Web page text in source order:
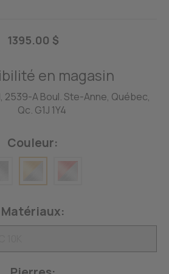
1395.00 $
en magasin
2539-A Boul. Ste-Anne, Québec,
Qc. G1J 1Y4
Couleur:
Matériaux: